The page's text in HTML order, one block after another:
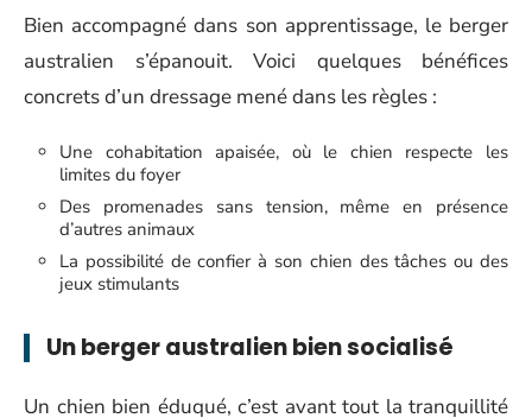
Bien accompagné dans son apprentissage, le berger
australien s’épanouit. Voici quelques bénéfices
concrets d’un dressage mené dans les règles :
Une cohabitation apaisée, où le chien respecte les
limites du foyer
Des promenades sans tension, même en présence
d’autres animaux
La possibilité de confier à son chien des tâches ou des
jeux stimulants
Un berger australien bien socialisé
Un chien bien éduqué, c’est avant tout la tranquillité